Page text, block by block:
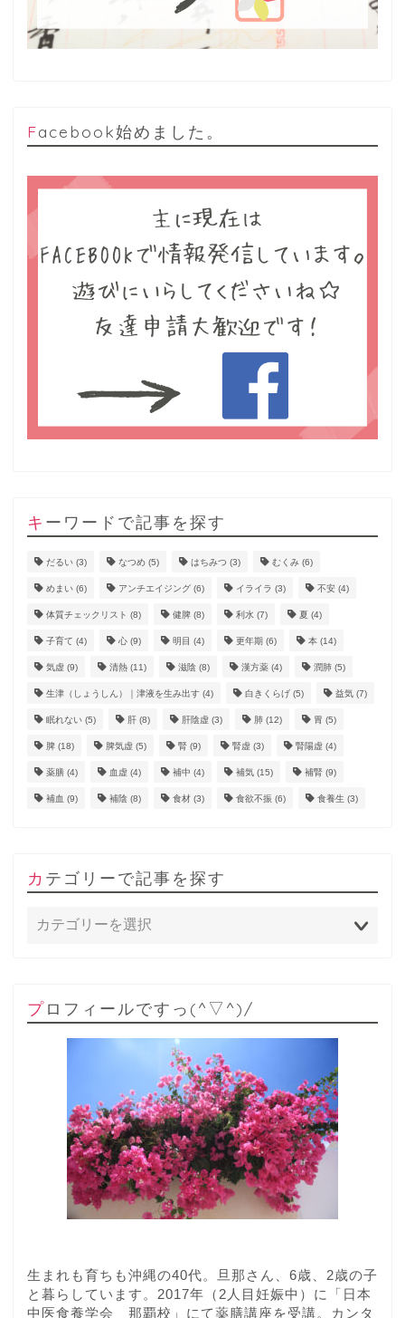
Facebook始めました。
キーワードで記事を探す
だるい (3) なつめ (5) はちみつ (3) むくみ (6)
めまい (6) アンチエイジング (6) イライラ (3) 不安 (4)
体質チェックリスト (8) 健脾 (8) 利水 (7) 夏 (4)
子育て (4) 心 (9) 明目 (4) 更年期 (6) 本 (14)
気虚 (9) 清熱 (11) 滋陰 (8) 漢方薬 (4) 潤肺 (5)
生津（しょうしん）｜津液を生み出す (4) 白きくらげ (5) 益気 (7)
眠れない (5) 肝 (8) 肝陰虚 (3) 肺 (12) 胃 (5)
脾 (18) 脾気虚 (5) 腎 (9) 腎虚 (3) 腎陽虚 (4)
薬膳 (4) 血虚 (4) 補中 (4) 補気 (15) 補腎 (9)
補血 (9) 補陰 (8) 食材 (3) 食欲不振 (6) 食養生 (3)
カテゴリーで記事を探す
プロフィールですっ(^▽^)/
生まれも育ちも沖縄の40代。旦那さん、6歳、2歳の子
と暮らしています。2017年（2人目妊娠中）に「日本
中医食養学会 那覇校」にて薬膳講座を受講。カンタ